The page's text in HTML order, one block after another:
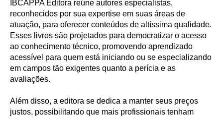
IBCAPPA Editora reúne autores especialistas,
reconhecidos por sua expertise em suas áreas de
atuação, para oferecer conteúdos de altíssima qualidade.
Esses livros são projetados para democratizar o acesso
ao conhecimento técnico, promovendo aprendizado
acessível para quem está iniciando ou se especializando
em campos tão exigentes quanto a perícia e as
avaliações.
Além disso, a editora se dedica a manter seus preços
justos, possibilitando que mais profissionais tenham